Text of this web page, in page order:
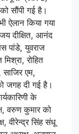
सौंपी गई है।
ऐलान किया गया
दीक्षित, आनंद
पांडे, युवराज
रोहित
साजिर एम,
जगह दी गई है।
के
वरुण कुमार को
वीरेन्द्र सिंह संधू